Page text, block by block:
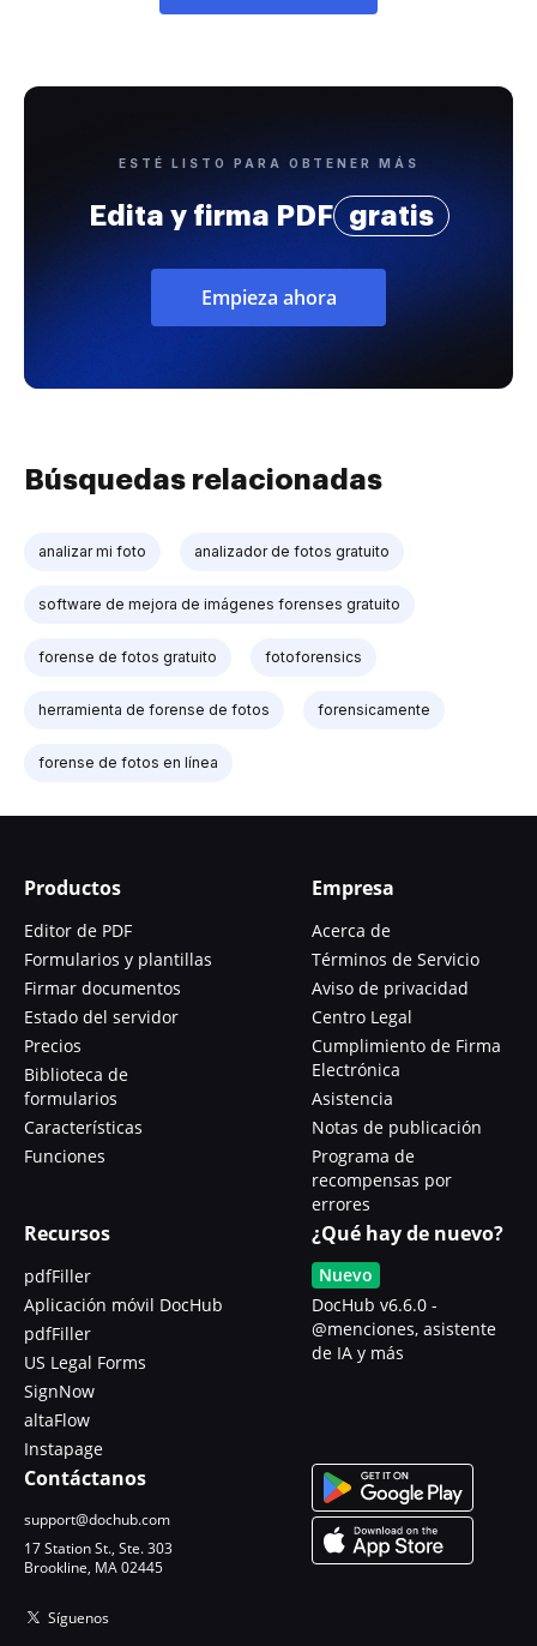
ESTÉ LISTO PARA OBTENER MÁS
Edita y firma PDF gratis
Empieza ahora
Búsquedas relacionadas
analizar mi foto analizador de fotos gratuito
software de mejora de imágenes forenses gratuito
forense de fotos gratuito fotoforensics
herramienta de forense de fotos forensicamente
forense de fotos en línea
Productos
Editor de PDF
Formularios y plantillas
Firmar documentos
Estado del servidor
Precios
Biblioteca de
formularios
Características
Funciones
Empresa
Acerca de
Términos de Servicio
Aviso de privacidad
Centro Legal
Cumplimiento de Firma
Electrónica
Asistencia
Notas de publicación
Programa de
recompensas por
errores
Recursos
pdfFiller
Aplicación móvil DocHub
pdfFiller
US Legal Forms
SignNow
altaFlow
Instapage
¿Qué hay de nuevo?
Nuevo
DocHub v6.6.0 -
@menciones, asistente
de IA y más
Contáctanos
support@dochub.com
17 Station St., Ste. 303
Brookline, MA 02445
Síguenos